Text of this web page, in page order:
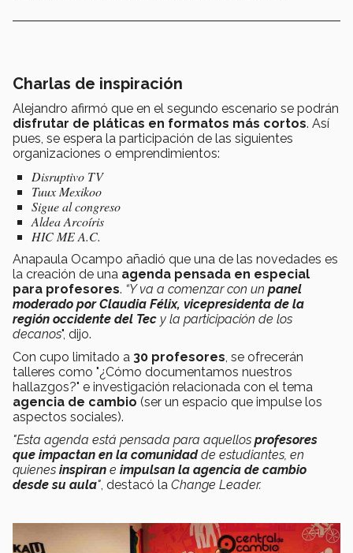
Charlas de inspiración
Alejandro afirmó que en el segundo escenario se podrán
disfrutar de pláticas en formatos más cortos. Así
pues, se espera la participación de las siguientes
organizaciones o emprendimientos:
Disruptivo TV
Tuux Mexikoo
Sigue al congreso
Aldea Arcoíris
HIC ME A.C.
Anapaula Ocampo añadió que una de las novedades es
la creación de una agenda pensada en especial
para profesores. “Y va a comenzar con un panel
moderado por Claudia Félix, vicepresidenta de la
región occidente del Tec y la participación de los
decanos", dijo.
Con cupo limitado a 30 profesores, se ofrecerán
talleres como "¿Cómo documentamos nuestros
hallazgos?" e investigación relacionada con el tema
agencia de cambio (ser un espacio que impulse los
aspectos sociales).
"Esta agenda está pensada para aquellos profesores
que impactan en la comunidadde estudiantes, en
quienes inspiran e impulsan la agencia de cambio
desde su aula", destacó la Change Leader.